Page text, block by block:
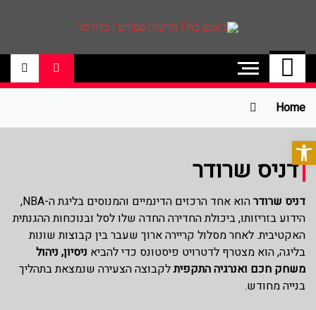
פתח סרגל נגישות
ג'אמפ בול | חדשות
ספורט | כדורסל
אתר גאמפ בול ישראל אתר חדשות ספורט
כדורסל האתר מסקר את ליגות הכדורסל
הטובות בעולם ליגת הנבא, ליגת העל
בכדורסל , יורוליג, ועוד. לפרטים היכנסו לאתר
Home
דניס שרודר
דניס שרודר
הוא אחד הרכזים הדינמיים והמנוסים בליגת ה-NBA,
הידוע בזריזותו, ביכולת החדירה החדה שלו לסל ובנוכחות ההגנתית
האקטיבית. לאחר מסלול קריירה ארוך שעבר בין קבוצות שונות
בליגה, הוא מצטרף לדטרויט פיסטונס כדי להביא ניסיון, ניהול
משחק חכם ואנרגיה התקפיתלקבוצה הצעירה שנמצאת בתהליך
בנייה מחודש.